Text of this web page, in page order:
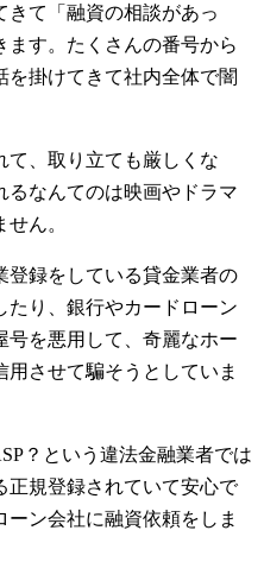
きて「融資の相談があっ
ます。たくさんの番号から
掛けてきて社内全体で闇
て、取り立ても厳しくな
るなんてのは映画やドラマ
ん。
登録をしている貸金業者の
たり、銀行やカードローン
号を悪用して、奇麗なホー
用させて騙そうとしていま
？という違法金融業者では
正規登録されていて安心で
ン会社に融資依頼をしま